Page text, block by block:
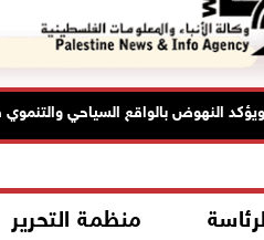
بالواقع السياحي والتنموي
منظمة التحرير